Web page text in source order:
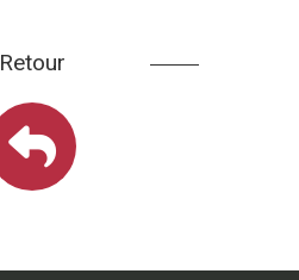
Retour